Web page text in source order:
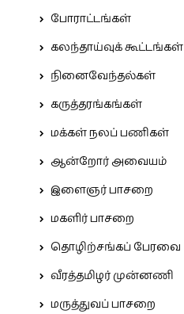
போராட்டங்கள்
கலந்தாய்வுக் கூட்டங்கள்
நினைவேந்தல்கள்
கருத்தரங்கங்கள்
மக்கள் நலப் பணிகள்
ஆன்றோர் அவையம்
இளைஞர் பாசறை
மகளிர் பாசறை
தொழிற்சங்கப் பேரவை
வீரத்தமிழர் முன்னணி
மருத்துவப் பாசறை